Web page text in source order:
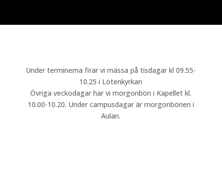
Under terminerna firar vi mässa på tisdagar kl 09.55-
10.25 i Lötenkyrkan
Övriga veckodagar har vi morgonbön i Kapellet kl.
10.00-10.20. Under campusdagar är morgonbönen i
Aulan.